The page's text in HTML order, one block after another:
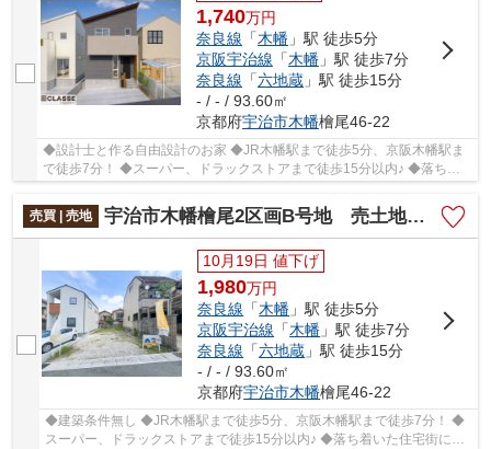
1,740万円
奈良線 「木幡」駅 徒歩5分
京阪宇治線 「木幡」駅 徒歩7分
奈良線 「六地蔵」駅 徒歩15分
- / - / 93.60㎡
京都府宇治市木幡檜尾46-22
◆設計士と作る自由設計のお家 ◆JR木幡駅まで徒歩5分、京阪木幡駅ま
で徒歩7分！ ◆スーパー、ドラックストアまで徒歩15分以内♪ ◆落ち着
いた住宅街に位置 ◆土地面積約28坪とちょうどいい...
売買 | 売地
宇治市木幡檜尾2区画B号地 売土地 建築条件無し
10月19日 値下げ
1,980万円
奈良線 「木幡 」駅 徒歩5分
京阪宇治線 「木幡 」駅 徒歩7分
奈良線 「六地蔵 」駅 徒歩15分
- / - / 93.60㎡
京都府宇治市木幡檜尾46-22
◆建築条件無し ◆JR木幡駅まで徒歩5分、京阪木幡駅まで徒歩7分！ ◆
スーパー、ドラックストアまで徒歩15分以内♪ ◆落ち着いた住宅街に位